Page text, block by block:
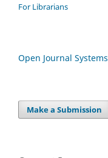
For Librarians
Open Journal Systems
Make a Submission